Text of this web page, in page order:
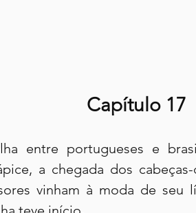
Capítulo 17
entre portugueses e
a chegada dos
vinham à moda de seu